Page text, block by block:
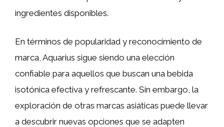
ingredientes disponibles.
En términos de popularidad y reconocimiento de
marca, Aquarius sigue siendo una elección
confiable para aquellos que buscan una bebida
isotónica efectiva y refrescante. Sin embargo, la
exploración de otras marcas asiáticas puede llevar
a descubrir nuevas opciones que se adapten